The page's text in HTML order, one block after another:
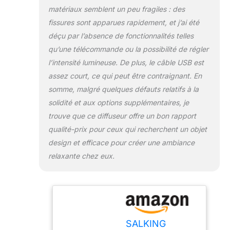
lumières, y compris
une lumière chaude
jaune exclusive.
supplémentaire
offre un éclairage
doux et relaxant,
parfait pour une
veilleuse. Créez une
ambiance apaisante
dans chaque pièce
sans fatiguer la vue
matériaux de haute
qualité sans BPA,
garantissant la
sécurité pour vous
matériaux semblent un peu fragiles : des
fissures sont apparues rapidement, et j’ai été
déçu par l’absence de fonctionnalités telles
qu’une télécommande ou la possibilité de régler
l’intensité lumineuse. De plus, le câble USB est
assez court, ce qui peut être contraignant. En
somme, malgré quelques défauts relatifs à la
solidité et aux options supplémentaires, je
trouve que ce diffuseur offre un bon rapport
qualité-prix pour ceux qui recherchent un objet
design et efficace pour créer une ambiance
relaxante chez eux.
SALKING